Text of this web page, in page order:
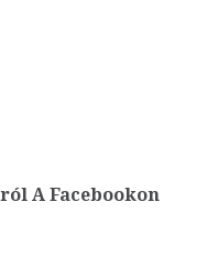
A Facebookon